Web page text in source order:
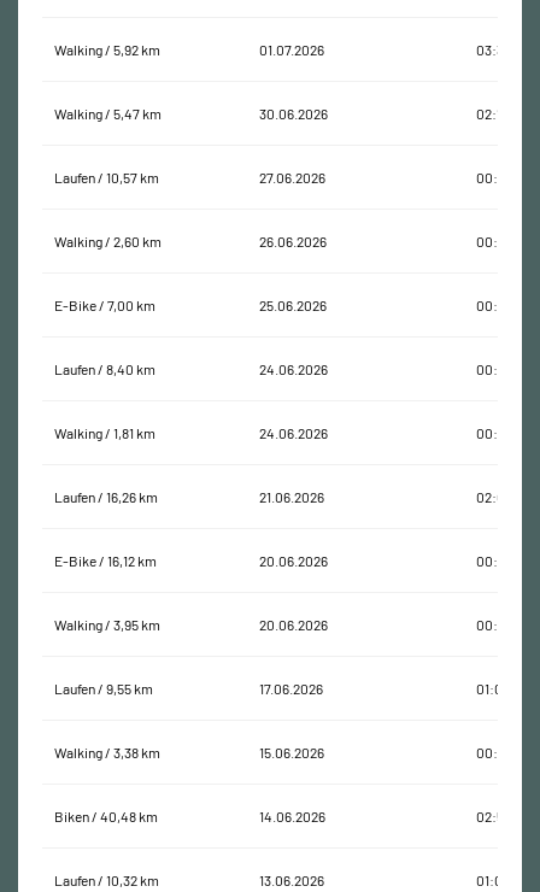
Walking / 5,92 km 01.07.2026 03:33:01
Walking / 5,47 km 30.06.2026 02:10:27
Laufen / 10,57 km 27.06.2026 00:59:26
Walking / 2,60 km 26.06.2026 00:35:13
E-Bike / 7,00 km 25.06.2026 00:18:55
Laufen / 8,40 km 24.06.2026 00:54:48
Walking / 1,81 km 24.06.2026 00:27:11
Laufen / 16,26 km 21.06.2026 02:01:21
E-Bike / 16,12 km 20.06.2026 00:37:41
Walking / 3,95 km 20.06.2026 00:55:55
Laufen / 9,55 km 17.06.2026 01:05:02
Walking / 3,38 km 15.06.2026 00:41:53
Biken / 40,48 km 14.06.2026 02:54:31
Laufen / 10,32 km 13.06.2026 01:01:51